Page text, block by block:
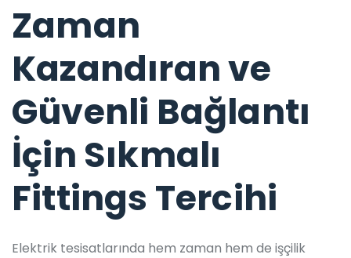
Zaman
Kazandıran ve
Güvenli Bağlantı
İçin Sıkmalı
Fittings Tercihi
Elektrik tesisatlarında hem zaman hem de işçilik